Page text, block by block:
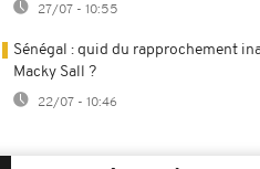
27/07 - 10:55
Sénégal : quid du rapprochement
Macky Sall ?
22/07 - 10:46